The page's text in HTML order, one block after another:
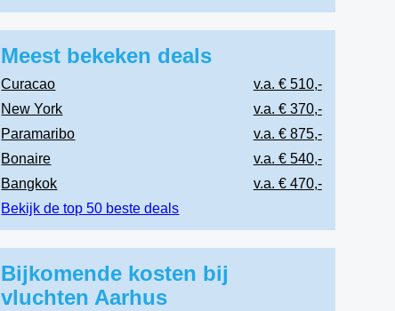
Meest bekeken deals
Curacao
v.a. € 510,-
New York
v.a. € 370,-
Paramaribo
v.a. € 875,-
Bonaire
v.a. € 540,-
Bangkok
v.a. € 470,-
Bekijk de top 50 beste deals
Bijkomende kosten bij
vluchten Aarhus